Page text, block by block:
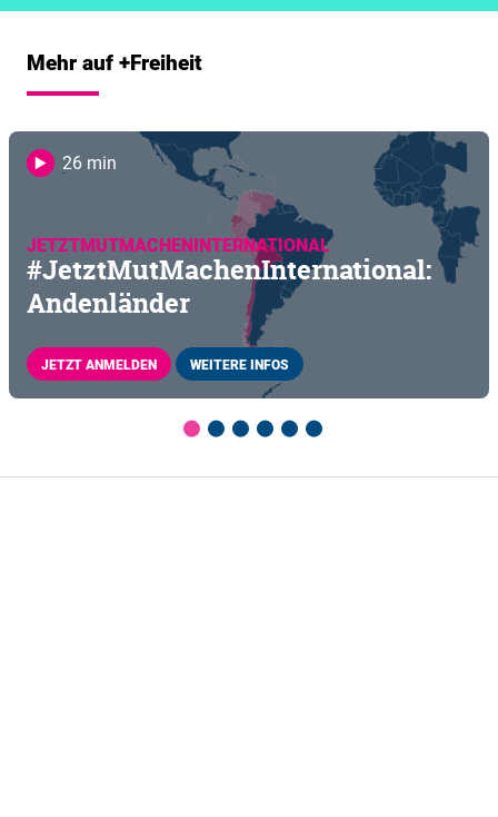
Mehr auf +Freiheit
26 min
JETZTMUTMACHENINTERNATIONAL
#JetztMutMachenInternational:
Andenländer
JETZT ANMELDEN WEITERE INFOS